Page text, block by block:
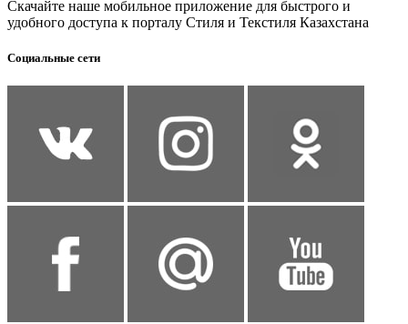
Скачайте наше мобильное приложение для быстрого и
удобного доступа к порталу Стиля и Текстиля Казахстана
Социальные сети